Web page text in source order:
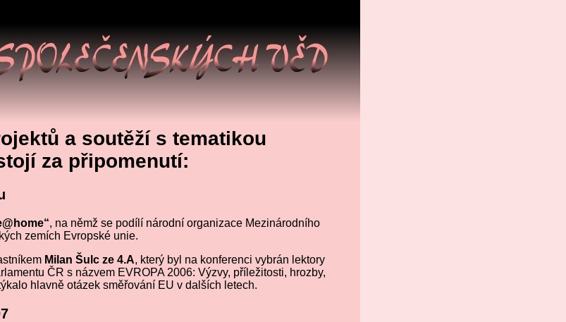
a soutěží s tematikou
za připomenutí:
, na němž se podílí národní organizace Mezinárodního
zemích Evropské unie.
Milan Šulc ze 4.A, který byl na konferenci vybrán lektory
ČR s názvem EVROPA 2006: Výzvy, příležitosti, hrozby,
hlavně otázek směřování EU v dalších letech.